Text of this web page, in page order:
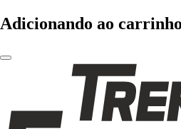
Adicionando ao